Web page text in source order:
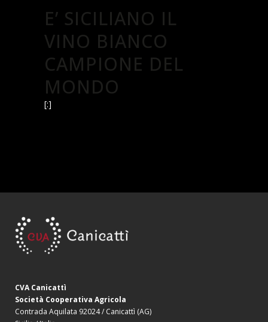
E’ SICILIANO IL
VINO BIANCO
CAMPIONE DEL
MONDO
[:]
CVA Canicattì
Società Cooperativa Agricola
Contrada Aquilata 92024 / Canicattì (AG)